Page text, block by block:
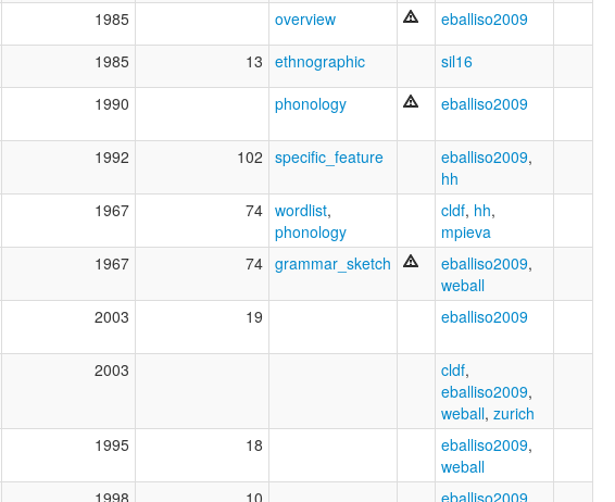
1985 overview eballiso2009
1985 13 ethnographic sil16
1990 phonology eballiso2009
1992 102 specific_feature eballiso2009,
hh
1967 74 wordlist,
phonology
cldf, hh,
mpieva
1967 74 grammar_sketch eballiso2009,
weball
2003 19 eballiso2009
2003 cldf,
eballiso2009,
weball, zurich
1995 18 eballiso2009,
weball
1998 10 eballiso2009,